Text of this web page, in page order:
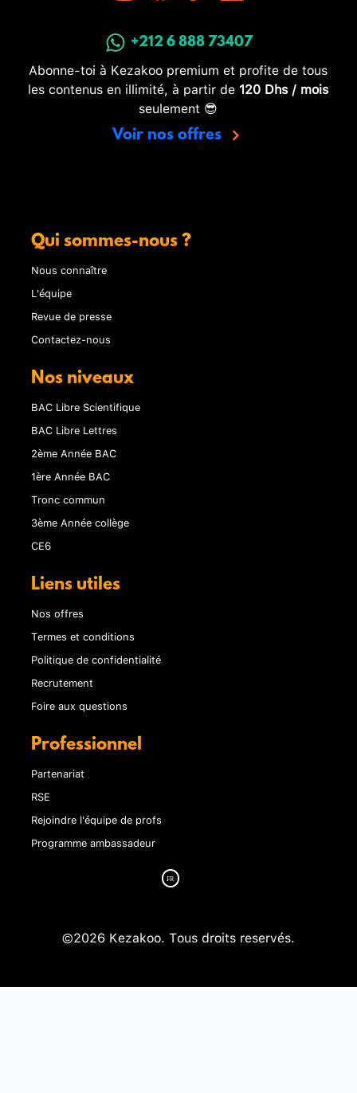
+212 6 888 73407
Abonne-toi à Kezakoo premium et profite de tous
les contenus en illimité, à partir de 120 Dhs / mois
seulement 😎
Voir nos offres
Qui sommes-nous ?
Nous connaître
L'équipe
Revue de presse
Contactez-nous
Nos niveaux
BAC Libre Scientifique
BAC Libre Lettres
2ème Année BAC
1ère Année BAC
Tronc commun
3ème Année collège
CE6
Liens utiles
Nos offres
Termes et conditions
Politique de confidentialité
Recrutement
Foire aux questions
Professionnel
Partenariat
RSE
Rejoindre l'équipe de profs
Programme ambassadeur
©2026 Kezakoo. Tous droits reservés.